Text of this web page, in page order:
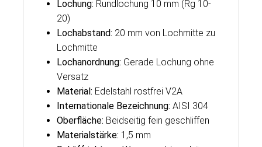
Lochung: Rundlochung 10 mm (Rg 10-
20)
Lochabstand: 20 mm von Lochmitte zu
Lochmitte
Lochanordnung: Gerade Lochung ohne
Versatz
Material: Edelstahl rostfrei V2A
Internationale Bezeichnung: AISI 304
Oberfläche: Beidseitig fein geschliffen
Materialstärke: 1,5 mm